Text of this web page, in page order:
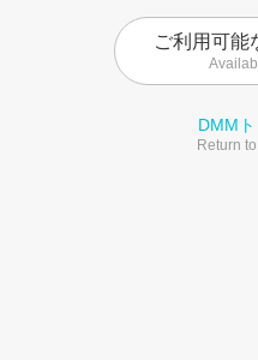
ご利用可能
DMM
Return